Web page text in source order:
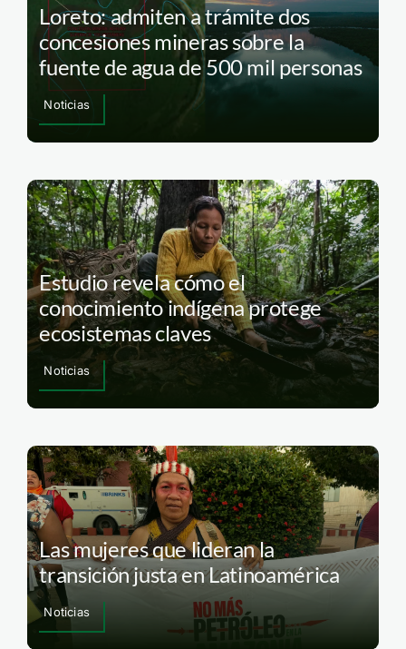
Loreto: admiten a trámite dos
concesiones mineras sobre la
fuente de agua de 500 mil personas
Noticias
Estudio revela cómo el
conocimiento indígena protege
ecosistemas claves
Noticias
Las mujeres que lideran la
transición justa en Latinoamérica
Noticias